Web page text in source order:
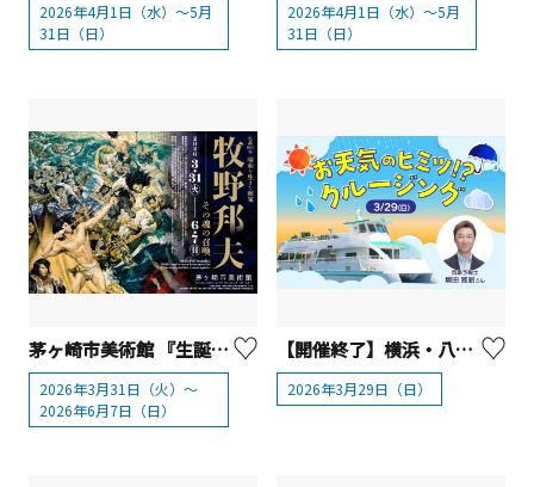
2026年4月1日（水）～5月
31日（日）
2026年4月1日（水）～5月
31日（日）
茅ヶ崎市美術館 『生誕100年 昭和を生きた画家 牧野邦夫 —その魂の召喚—』
2026年3月31日（火）〜
2026年6月7日（日）
【開催終了】横浜・八景島シーパラダイス「お天気のヒミツ！？ クルージング」【横浜市】
2026年3月29日（日）